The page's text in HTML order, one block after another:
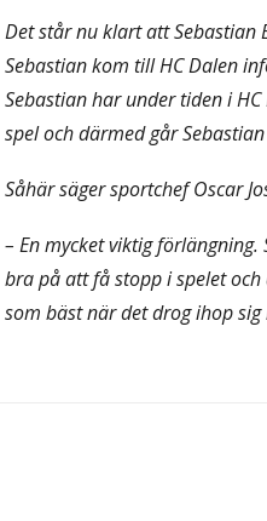
Det står nu klart att Sebastian
Sebastian kom till HC Dalen
Sebastian har under tiden i
spel och därmed går
Såhär säger sportchef Oscar
– En mycket viktig
bra på att få stopp i spelet
som bäst när det drog ihop